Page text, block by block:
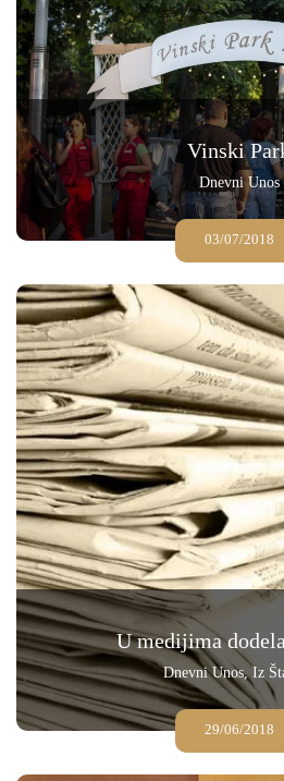
Vinski
Dnevni Unos
03/07/2018
U medijima
Dnevni Unos,Iz
29/06/2018